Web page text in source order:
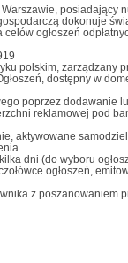
posiadający
dokonuje
celów ogłoszeń
polskim, zarządzany
dostępny w
poprzez dodawanie
reklamowej pod
aktywowane
dni (do wyboru
ogłoszeń,
z poszanowaniem